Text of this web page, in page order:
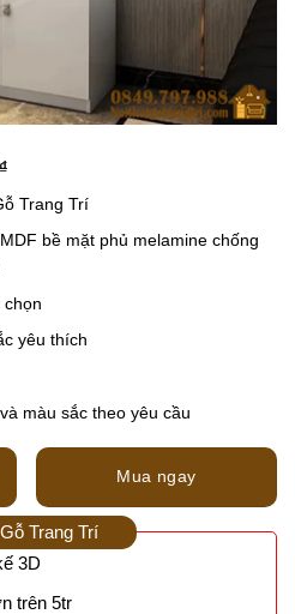
₫
Trang Trí
bề mặt phủ melamine chống
yêu thích
màu sắc theo yêu cầu
Mua ngay
Trang Trí
3D
trên 5tr